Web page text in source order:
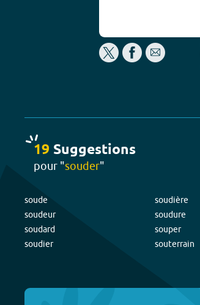
19 Suggestions
pour "souder"
soude
soudeur
soudard
soudier
soudière
soudure
souper
souterrain